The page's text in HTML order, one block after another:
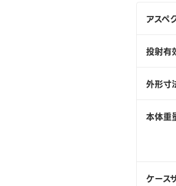
アスペ
投射有
外形寸
本体重
ケース